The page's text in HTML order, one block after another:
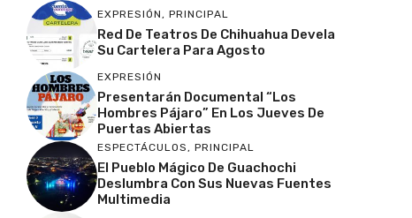
EXPRESIÓN, PRINCIPAL
Red De Teatros De Chihuahua Devela
Su Cartelera Para Agosto
EXPRESIÓN
Presentarán Documental “Los
Hombres Pájaro” En Los Jueves De
Puertas Abiertas
ESPECTÁCULOS, PRINCIPAL
El Pueblo Mágico De Guachochi
Deslumbra Con Sus Nuevas Fuentes
Multimedia